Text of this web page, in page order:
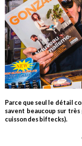
Parce que seul le détail
savent beaucoup sur
cuisson des biftecks).